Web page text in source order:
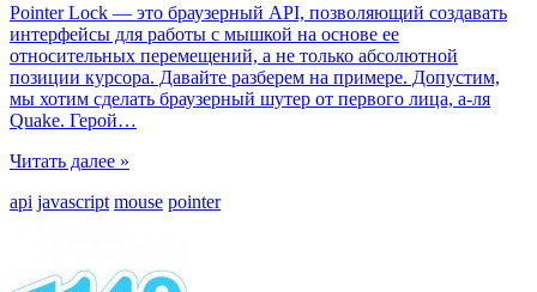
Pointer Lock — это браузерный API, позволяющий создавать
интерфейсы для работы с мышкой на основе ее
относительных перемещений, а не только абсолютной
позиции курсора. Давайте разберем на примере. Допустим,
мы хотим сделать браузерный шутер от первого лица, а-ля
Quake. Герой…
Читать далее »
api javascript mouse pointer